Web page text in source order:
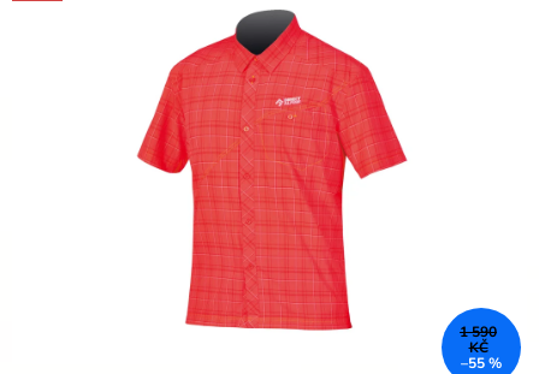
1 590
KČ
–55 %